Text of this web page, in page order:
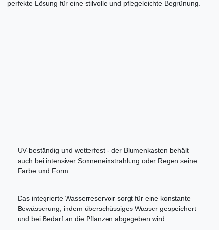
perfekte Lösung für eine stilvolle und pflegeleichte Begrünung.
UV-beständig und wetterfest - der Blumenkasten behält
auch bei intensiver Sonneneinstrahlung oder Regen seine
Farbe und Form
Das integrierte Wasserreservoir sorgt für eine konstante
Bewässerung, indem überschüssiges Wasser gespeichert
und bei Bedarf an die Pflanzen abgegeben wird